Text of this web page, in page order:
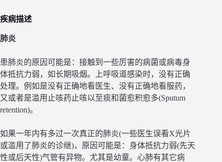
疾病描述
肺炎
患肺炎的原因可能是：接触到一些厉害的病菌或病毒身
体抵抗力弱，如长期吸烟。上呼吸道感染时，没有正确
处理。例如是没有正确地看医生、没有正确地看服药，
又或者是滥用止咳药止咳以至痰和菌愈积愈多(Sputum
retention)。
如果一年内有多过一次真正的肺炎(一些医生误看X光片
或滥用了肺炎的诊继)，原因可能是：身体抵抗力弱(先天
性或后天性)气管有异物。尤其是幼童。心肺有其它病